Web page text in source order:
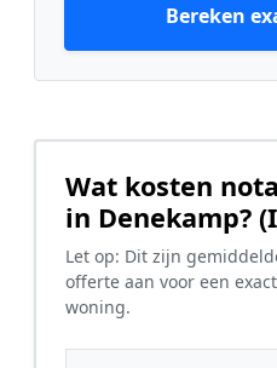
Bereken
Wat kosten
in Denekamp?
Let op: Dit zijn
offerte aan voor een
woning.